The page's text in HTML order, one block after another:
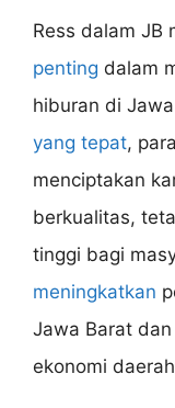
Ress dalam JB
penting dalam
hiburan di
yang tepat,
menciptakan
berkualitas,
tinggi bagi
meningkatkan
Jawa Barat
ekonomi